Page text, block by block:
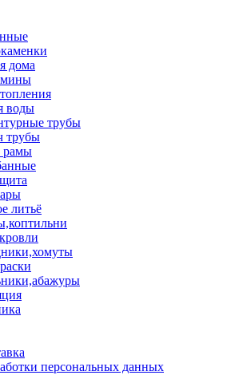
дома
воды
трубы
трубы
рамы
литьё
персональных данных